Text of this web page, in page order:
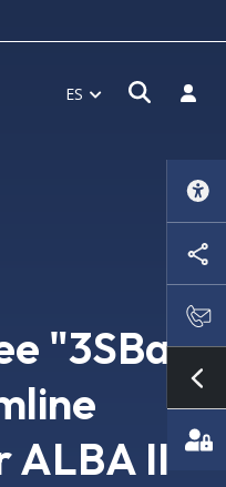
ES Abrir
"3SBar,
ALBA II"